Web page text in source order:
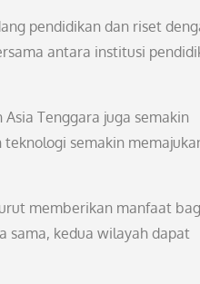
pendidikan dan riset
antara institusi
Tenggara juga semakin
semakin
memberikan manfaat
sama, kedua wilayah dapat